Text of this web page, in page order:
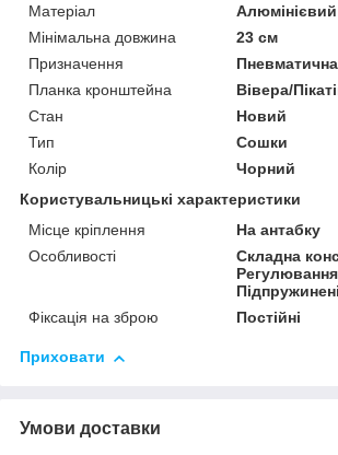
Матеріал
Мінімальна довжина
23 см
Призначення
Планка кронштейна
Вівера/
Стан
Новий
Тип
Сошки
Колір
Чорний
Користувальницькі характеристики
Місце кріплення
На антабку
Особливості
Складна
Фіксація на зброю
Постійні
Приховати
Умови доставки